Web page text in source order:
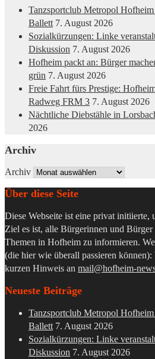
Tanzsportclub Metropol Hofheim
Ballett 7. August 2026
Sozialkürzungen: Linke
Diskussion 7. August 2026
Hofheim packt an: Bürger
grün 7. August 2026
Freie Fahrt fürs Prestige:
Radweg FRM 3 7. August 2026
Nächtliche Diebstähle in
2026
Archiv
Archiv
Über diese Seite
Diese Webseite ist eine privat initiierte,
Ziel es ist, alle Bürgerinnen und Bürger
Themen in Hofheim zu informieren.
(die hier wie überall passieren
kurzen Hinweis an mail@hofheim-
Neueste Beiträge
Tanzsportclub Metropol Hofheim
Ballett 7. August 2026
Sozialkürzungen: Linke
Diskussion 7. August 2026